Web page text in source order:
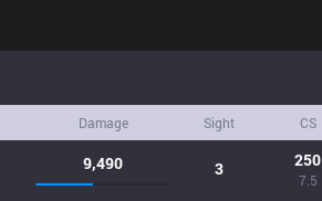
Damage Sight CS
9,490 3 250
7.5